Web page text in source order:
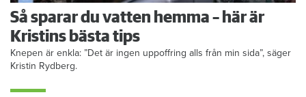
Så sparar du vatten hemma – här är
Kristins bästa tips
Knepen är enkla: ”Det är ingen uppoffring alls från min sida”, säger
Kristin Rydberg.